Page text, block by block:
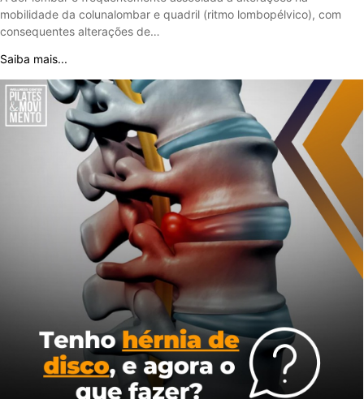
mobilidade da colunalombar e quadril (ritmo lombopélvico), com
consequentes alterações de…
Saiba mais...